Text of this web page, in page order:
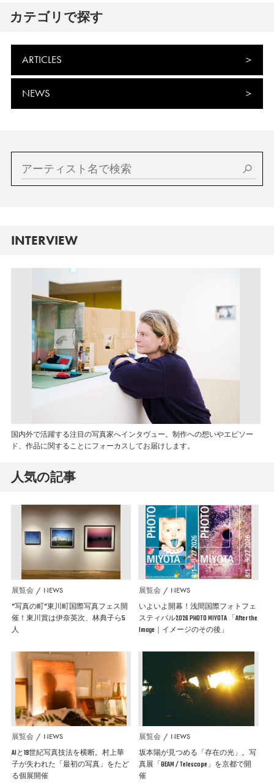
カテゴリで探す
ARTICLES
NEWS
INTERVIEW
国内外で活躍する注目の写真家へインタヴュー。制作への想いやエピソー
ド、作品に関することにフォーカスしてお届けします。
人気の記事
展覧会 NEWS
”写真の町”東川町国際写真フェス開
催！東川賞は伊奈英次、林典子ら5
人
展覧会 NEWS
いよいよ開幕！浅間国際フォトフェ
スティバル2026 PHOTO MIYOTA 「After the
Image｜イメージのその後」
展覧会 NEWS
AIと19世紀写真技法を横断。村上華
子が失われた「最初の写真」をたど
る個展開催
展覧会 NEWS
坂本陽が見つめる「存在の光」。写
真展「BEAM / Telescope」を京都で開
催